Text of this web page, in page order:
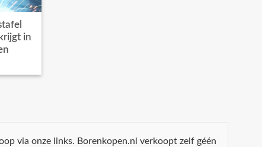
in
via onze links. Borenkopen.nl verkoopt zelf géén